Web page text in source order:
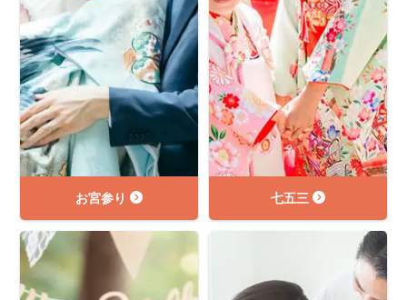
お宮参り 七五三